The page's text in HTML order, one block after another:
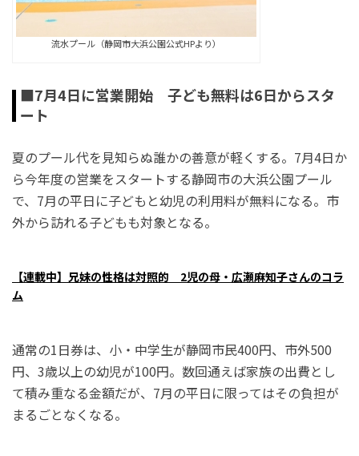
流水プール（静岡市大浜公園公式HPより）
■7月4日に営業開始 子ども無料は6日からスタ
ート
夏のプール代を見知らぬ誰かの善意が軽くする。7月4日か
ら今年度の営業をスタートする静岡市の大浜公園プール
で、7月の平日に子どもと幼児の利用料が無料になる。市
外から訪れる子どもも対象となる。
【連載中】兄妹の性格は対照的 2児の母・広瀬麻知子さんのコラ
ム
通常の1日券は、小・中学生が静岡市民400円、市外500
円、3歳以上の幼児が100円。数回通えば家族の出費とし
て積み重なる金額だが、7月の平日に限ってはその負担が
まるごとなくなる。